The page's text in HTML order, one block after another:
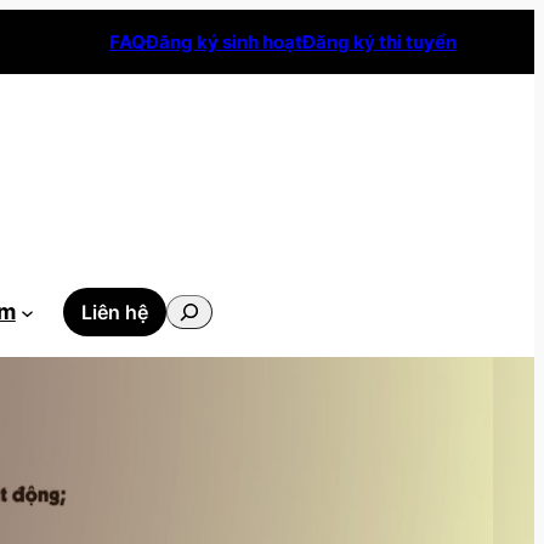
FAQĐăng ký sinh hoạtĐăng ký thi tuyển
Liên hệ
Tìm
kiếm